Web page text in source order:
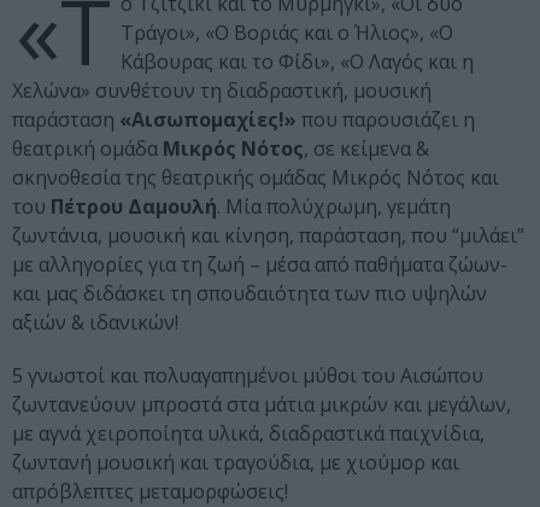
«Τ Τράγοι», «Ο Βοριάς και ο Ήλιος», «Ο
Κάβουρας και το Φίδι», «Ο Λαγός και η
Χελώνα» συνθέτουν τη διαδραστική, μουσική
παράσταση «Αισωπομαχίες!» που παρουσιάζει η
θεατρική ομάδα Μικρός Νότος, σε κείμενα &
σκηνοθεσία της θεατρικής ομάδας Μικρός Νότος και
του Πέτρου Δαμουλή. Μία πολύχρωμη, γεμάτη
ζωντάνια, μουσική και κίνηση, παράσταση, που “μιλάει”
με αλληγορίες για τη ζωή – μέσα από παθήματα ζώων-
και μας διδάσκει τη σπουδαιότητα των πιο υψηλών
αξιών & ιδανικών!
5 γνωστοί και πολυαγαπημένοι μύθοι του Αισώπου
ζωντανεύουν μπροστά στα μάτια μικρών και μεγάλων,
με αγνά χειροποίητα υλικά, διαδραστικά παιχνίδια,
ζωντανή μουσική και τραγούδια, με χιούμορ και
απρόβλεπτες μεταμορφώσεις!